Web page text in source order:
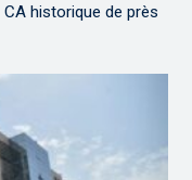
historique de près